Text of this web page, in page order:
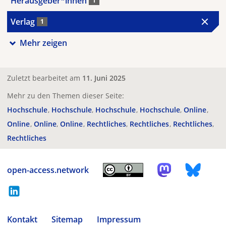
Verlag 1
Mehr zeigen
Zuletzt bearbeitet am 11. Juni 2025
Mehr zu den Themen dieser Seite:
Hochschule Hochschule Hochschule Hochschule Online
Online Online Online Rechtliches Rechtliches Rechtliches
Rechtliches
open-access.network
Kontakt Sitemap
Impressum